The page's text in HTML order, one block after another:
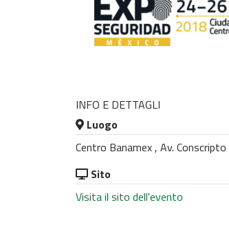
INFO E DETTAGLI
Luogo
Centro Banamex , Av.
Sito
Visita il sito dell'evento